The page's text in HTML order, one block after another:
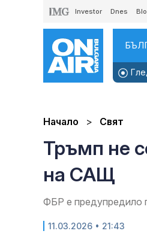
Investor Dnes
Начало Свят
Тръмп не
на САЩ
ФБР е предупредило
11.03.2026 • 21:43